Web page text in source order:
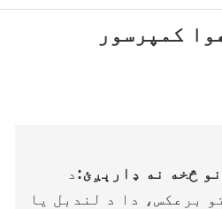
څخه نه ډارېږئ: د
برعکس، دا د لندبل یا